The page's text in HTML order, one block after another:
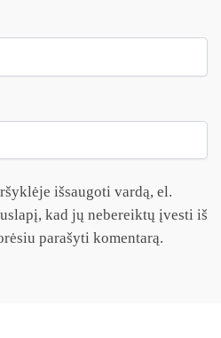
išsaugoti vardą, el.
kad jų nebereiktų įvesti iš
parašyti komentarą.